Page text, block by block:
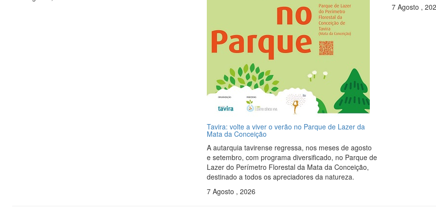
Tavira: volte a viver o verão no Parque de Lazer da
Mata da Conceição
A autarquia tavirense regressa, nos meses de agosto
e setembro, com programa diversificado, no Parque de
Lazer do Perímetro Florestal da Mata da Conceição,
destinado a todos os apreciadores da natureza.
7 Agosto , 2026
7 Agosto ,